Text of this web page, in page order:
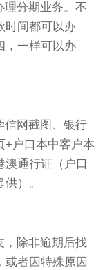
理分期业务。不
时间都可以办
，一样可以办
信网截图、银行
+户口本中客户本
澳通行证（户口
）。
，除非逾期后找
或者因特殊原因